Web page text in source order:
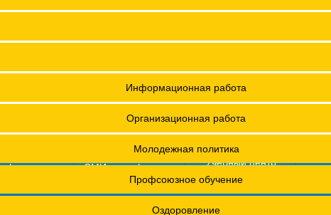
Решения Советов Федерации
Постановления президиумов
проведения специальной оценки условий труда (СОУТ)
Информационная работа
Организационная работа
Молодежная политика
Профсоюзное обучение
Оздоровление
СМИ о профсоюзах
Учебный центр